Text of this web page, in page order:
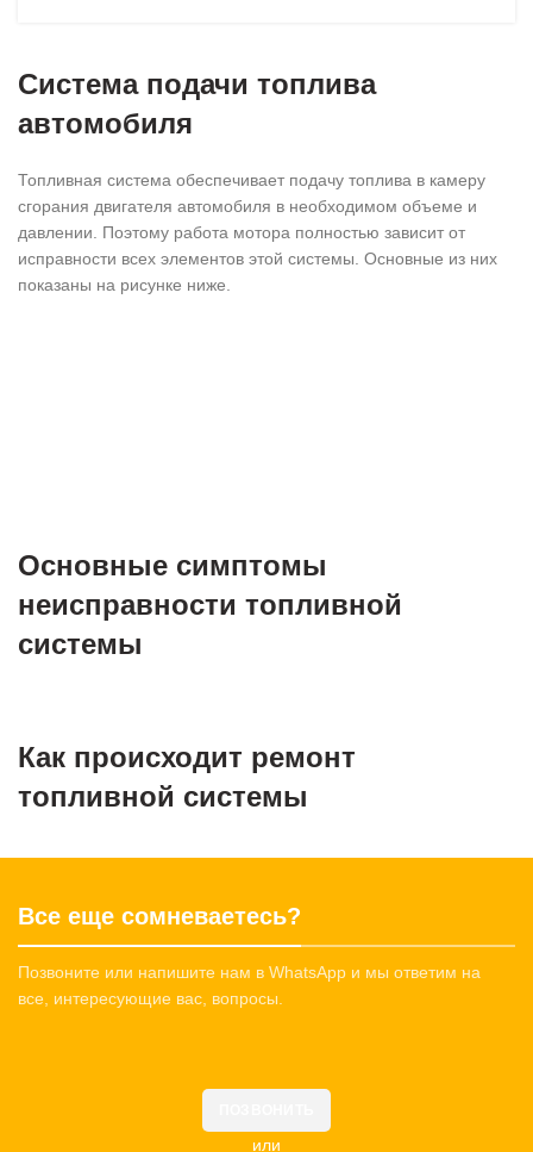
Система подачи топлива
автомобиля
Топливная система обеспечивает подачу топлива в камеру
сгорания двигателя автомобиля в необходимом объеме и
давлении. Поэтому работа мотора полностью зависит от
исправности всех элементов этой системы. Основные из них
показаны на рисунке ниже.
Основные симптомы
неисправности топливной
системы
Как происходит ремонт
топливной системы
Все еще сомневаетесь?
Позвоните или напишите нам в WhatsApp и мы ответим на
все, интересующие вас, вопросы.
или